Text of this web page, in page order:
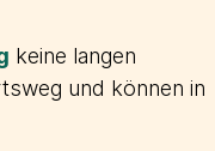
keine langen
und können in